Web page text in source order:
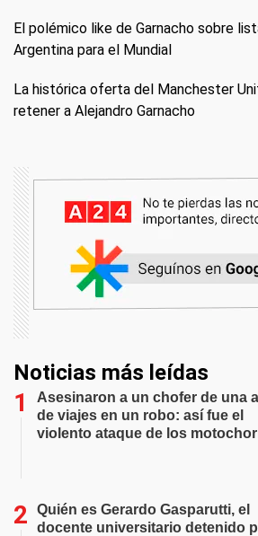
El polémico like de Garnacho sobre
Argentina para el Mundial
La histórica oferta del Manchester
retener a Alejandro Garnacho
Noticias más leídas
Asesinaron a un chofer de una
de viajes en un robo: así fue el
violento ataque de los
Quién es Gerardo Gasparutti, el
docente universitario detenido